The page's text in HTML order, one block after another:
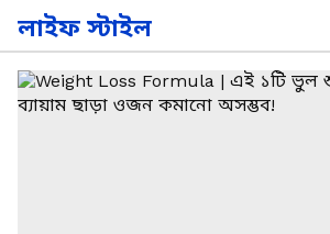
লাইফ স্টাইল